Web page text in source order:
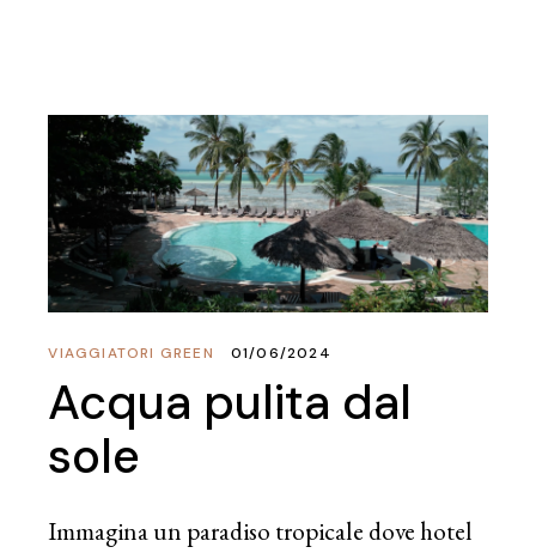
VIAGGIATORI GREEN 01/06/2024
Acqua pulita dal
sole
Immagina un paradiso tropicale dove hotel